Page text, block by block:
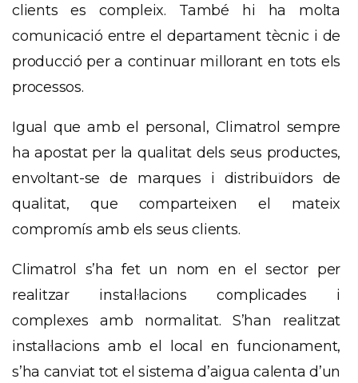
clients es compleix. També hi ha molta
comunicació entre el departament tècnic i de
producció per a continuar millorant en tots els
processos.
Igual que amb el personal, Climatrol sempre
ha apostat per la qualitat dels seus productes,
envoltant-se de marques i distribuïdors de
qualitat, que comparteixen el mateix
compromís amb els seus clients.
Climatrol s’ha fet un nom en el sector per
realitzarinstal·lacions complicades i
complexes amb normalitat. S’han realitzat
instal·lacions amb el local en funcionament,
s’ha canviat tot el sistema d’aigua calenta d’un